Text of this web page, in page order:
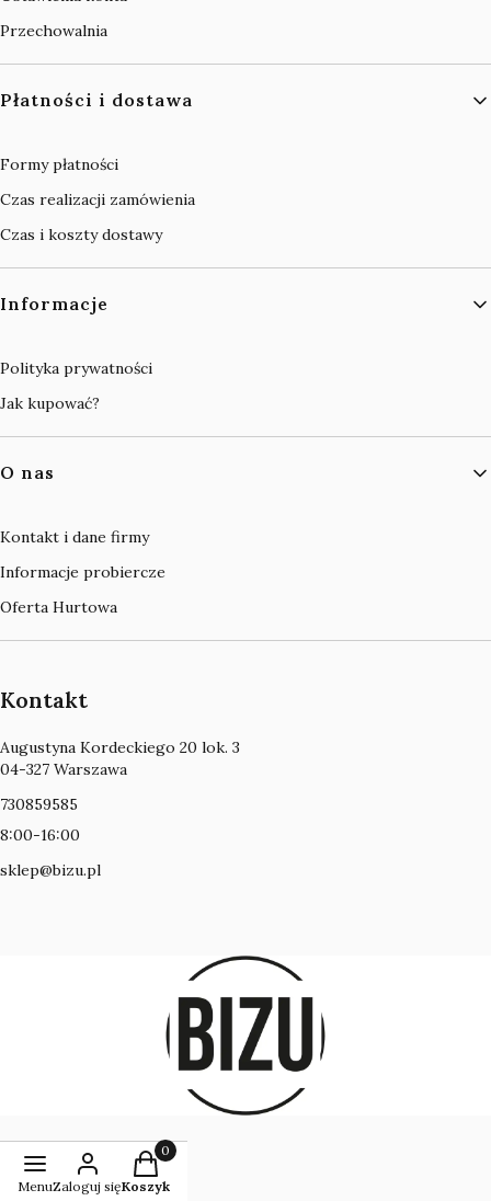
Przechowalnia
Płatności i dostawa
Formy płatności
Czas realizacji zamówienia
Czas i koszty dostawy
Informacje
Polityka prywatności
Jak kupować?
O nas
Kontakt i dane firmy
Informacje probiercze
Oferta Hurtowa
Kontakt
Adres:
Augustyna Kordeckiego 20 lok. 3
04-327 Warszawa
730859585
8:00-16:00
sklep@bizu.pl
MenuZaloguj się
Produkty w koszyku: 0. Zobacz szczegóły
Koszyk